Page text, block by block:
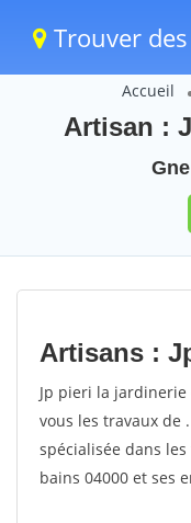
Trouver
Accueil
Artisan :
Artisans :
Jp pieri la
vous les travaux de
spécialisée dans
bains 04000 et ses